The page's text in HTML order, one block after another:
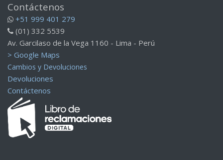
Contáctenos
+51 999 401 279
(01) 332 5539
Av. Garcilaso de la Vega 1160 - Lima - Perú
> Google Maps
Cambios y Devoluciones
Devoluciones
Contáctenos